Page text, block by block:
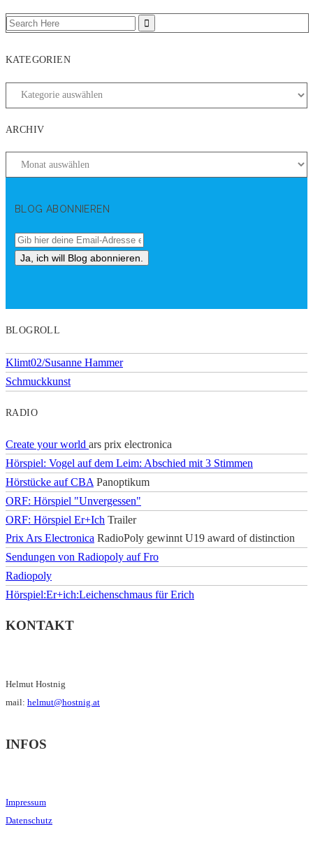
KATEGORIEN
ARCHIV
BLOG ABONNIEREN
BLOGROLL
Klimt02/Susanne Hammer
Schmuckkunst
RADIO
Create your world ars prix electronica
Hörspiel: Vogel auf dem Leim: Abschied mit 3 Stimmen
Hörstücke auf CBA Panoptikum
ORF: Hörspiel "Unvergessen"
ORF: Hörspiel Er+Ich Trailer
Prix Ars Electronica RadioPoly gewinnt U19 award of distinction
Sendungen von Radiopoly auf Fro
Radiopoly
Hörspiel:Er+ich:Leichenschmaus für Erich
KONTAKT
Helmut Hostnig
mail: helmut@hostnig.at
INFOS
Impressum
Datenschutz